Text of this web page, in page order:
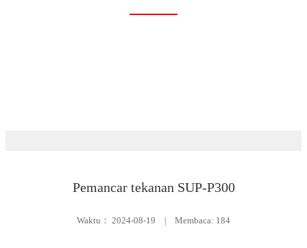
Pemancar tekanan SUP-P300
Waktu： 2024-08-19 | Membaca: 184